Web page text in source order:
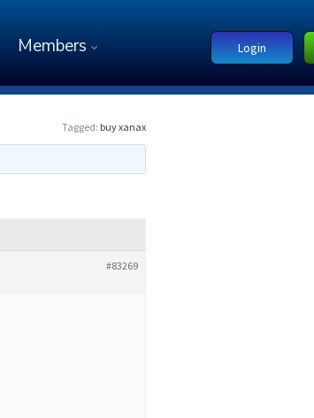
Members Login
Tagged: buy xanax
#83269